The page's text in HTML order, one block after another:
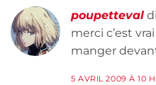
poupetteval
merci c’est
manger
5 AVRIL 2009 À 10 H